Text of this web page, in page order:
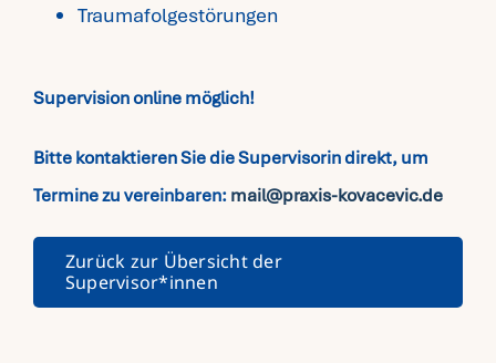
Traumafolgestörungen
Supervision online möglich!
Bitte kontaktieren Sie die Supervisorin direkt, um
Termine zu vereinbaren:mail@praxis-kovacevic.de
Zurück zur Übersicht der
Supervisor*innen